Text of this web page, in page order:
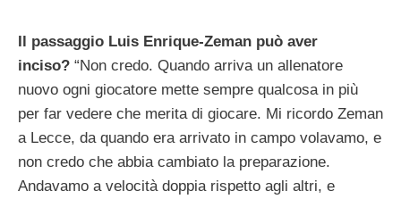
Il passaggio Luis Enrique-Zeman può aver
inciso? “Non credo. Quando arriva un allenatore
nuovo ogni giocatore mette sempre qualcosa in più
per far vedere che merita di giocare. Mi ricordo Zeman
a Lecce, da quando era arrivato in campo volavamo, e
non credo che abbia cambiato la preparazione.
Andavamo a velocità doppia rispetto agli altri, e